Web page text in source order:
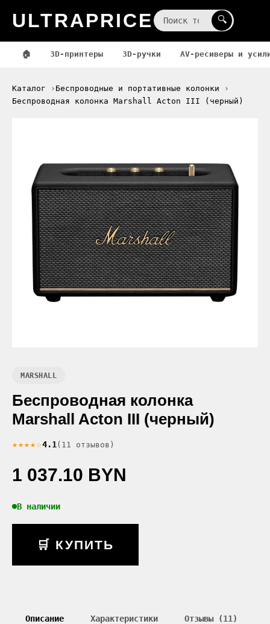
ULTRAPRICE 🔍
🏠 3D-принтеры 3D-ручки AV-ресиверы и
Каталог
Беспроводные и портативные колонки
Беспроводная колонка Marshall Acton III (черный)
MARSHALL
Беспроводная колонка
Marshall Acton III (черный)
★★★★☆4.1 (11 отзывов)
1 037.10 BYN
В наличии
🛒 КУПИТЬ
Описание Характеристики Отзывы (11)